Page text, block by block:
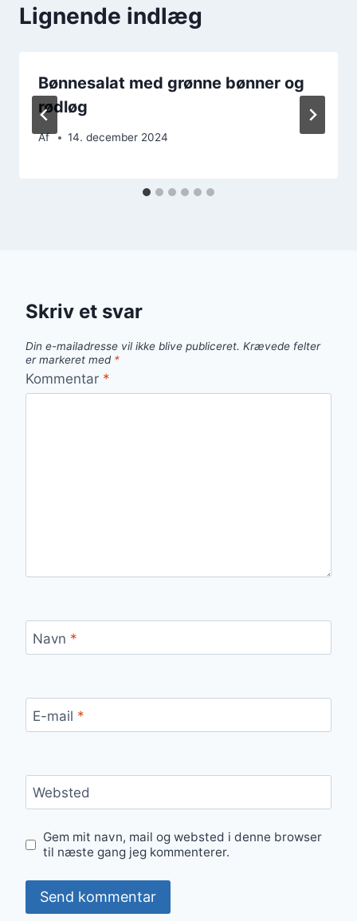
Lignende indlæg
Bønnesalat med grønne bønner og
rødløg
Af 14. december 2024
Skriv et svar
Din e-mailadresse vil ikke blive publiceret. Krævede felter
er markeret med *
Kommentar *
Navn *
E-mail *
Websted
Gem mit navn, mail og websted i denne browser
til næste gang jeg kommenterer.